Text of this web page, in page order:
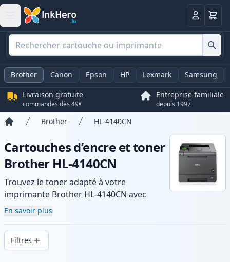
Panier
Brother Canon Epson HP Lexmark Samsung
Livraison gratuite
commandes dès 49€
Entreprise familiale
depuis 1997
Brother HL-4140CN
Cartouches d’encre et toner
Brother HL-4140CN
Trouvez le toner adapté à votre
imprimante Brother HL-4140CN avec
notre gamme de cartouches compatibles
et haute capacité. Profitez d’une qualité
d’impression constante et d’une livraison
rapide depuis un stock local en .
En savoir plus
Filtres